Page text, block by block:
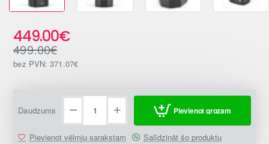
449.00€
499.00€
bez PVN: 371.07€
Daudzums Pievienot grozam
Pievienot vēlmju sarakstam Salīdzināt šo produktu